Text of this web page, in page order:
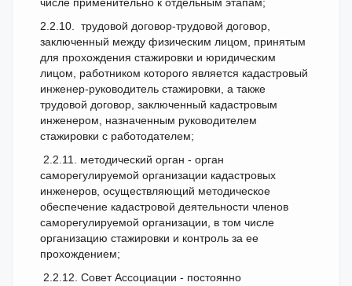
2.2.10. трудовой договор-трудовой договор,
заключенный между физическим лицом, принятым
для прохождения стажировки и юридическим
лицом, работником которого является кадастровый
инженер-руководитель стажировки, а также
трудовой договор, заключенный кадастровым
инженером, назначенным руководителем
стажировки с работодателем;
2.2.11. методический орган - орган
саморегулируемой организации кадастровых
инженеров, осуществляющий методическое
обеспечение кадастровой деятельности членов
саморегулируемой организации, в том числе
организацию стажировки и контроль за ее
прохождением;
2.2.12. Совет Ассоциации - постоянно